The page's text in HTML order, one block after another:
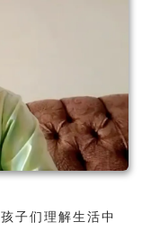
子们理解生活中